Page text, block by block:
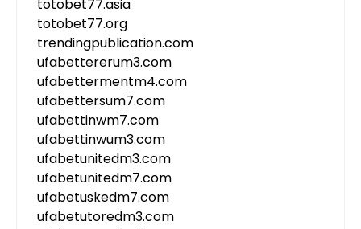
totobet77.asia
totobet77.org
trendingpublication.com
ufabettererum3.com
ufabettermentm4.com
ufabettersum7.com
ufabettinwm7.com
ufabettinwum3.com
ufabetunitedm3.com
ufabetunitedm7.com
ufabetuskedm7.com
ufabetutoredm3.com